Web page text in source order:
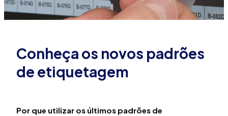
Conheça os novos padrões
de etiquetagem
Por que utilizar os últimos padrões de